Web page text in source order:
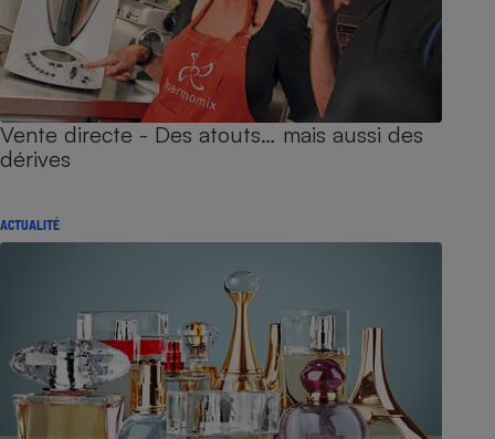
Vente directe - Des atouts… mais aussi des
dérives
ACTUALITÉ